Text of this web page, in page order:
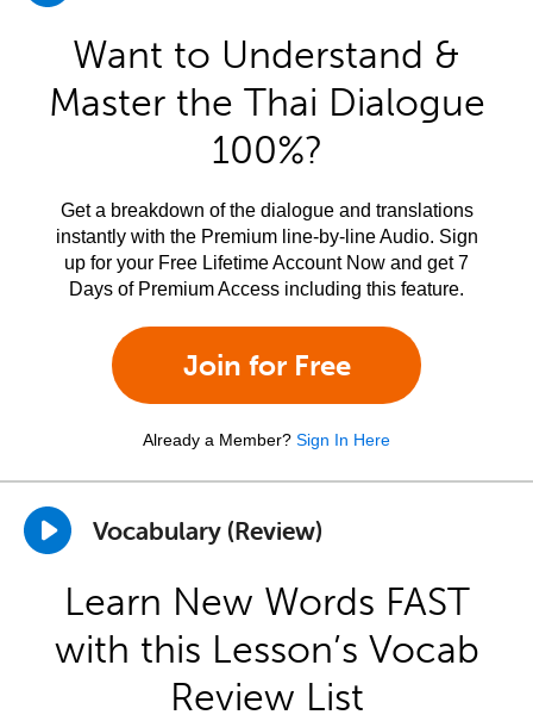
Want to Understand &
Master the Thai Dialogue
100%?
Get a breakdown of the dialogue and translations
instantly with the Premium line-by-line Audio. Sign
up for your Free Lifetime Account Now and get 7
Days of Premium Access including this feature.
Join for Free
Already a Member? Sign In Here
Vocabulary (Review)
Learn New Words FAST
with this Lesson’s Vocab
Review List